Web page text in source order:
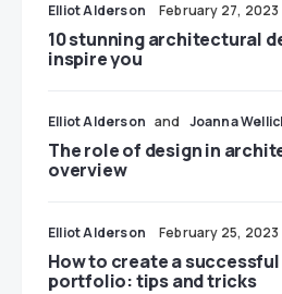
Elliot Alderson February 27, 2023
10 stunning architectural
inspire you
Elliot Alderson and Joanna
The role of design in
overview
Elliot Alderson February 25, 2023
How to create a
portfolio: tips and tricks